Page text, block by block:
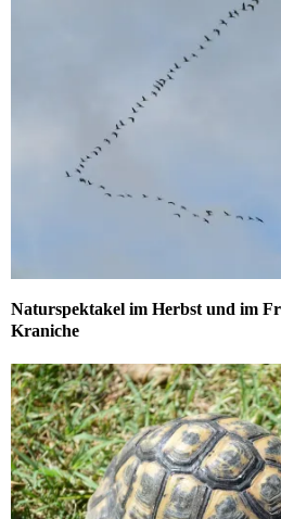
Naturspektakel im Herbst und im
Kraniche